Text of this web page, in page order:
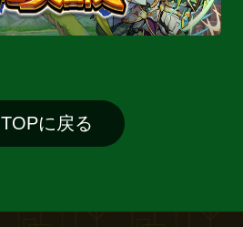
TOPに戻る